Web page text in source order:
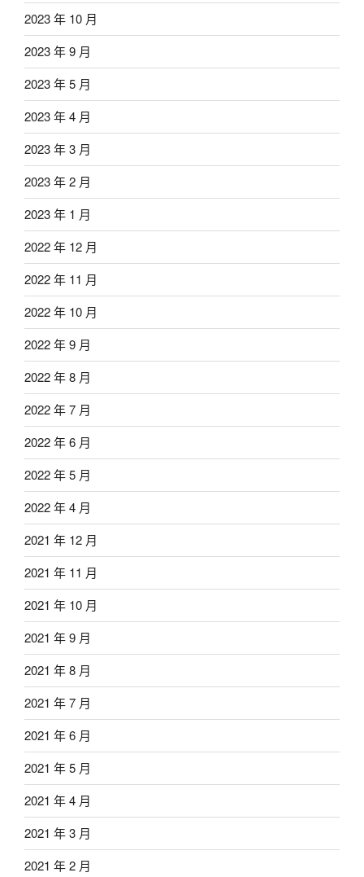
2023 年 10 月
2023 年 9 月
2023 年 5 月
2023 年 4 月
2023 年 3 月
2023 年 2 月
2023 年 1 月
2022 年 12 月
2022 年 11 月
2022 年 10 月
2022 年 9 月
2022 年 8 月
2022 年 7 月
2022 年 6 月
2022 年 5 月
2022 年 4 月
2021 年 12 月
2021 年 11 月
2021 年 10 月
2021 年 9 月
2021 年 8 月
2021 年 7 月
2021 年 6 月
2021 年 5 月
2021 年 4 月
2021 年 3 月
2021 年 2 月